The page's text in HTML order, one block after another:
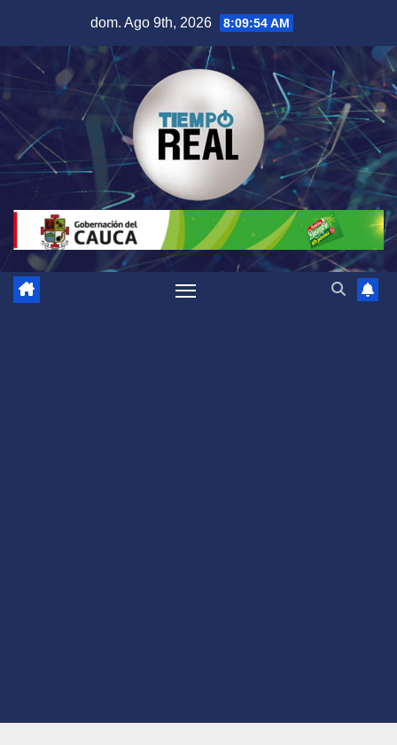
contenido
dom. Ago 9th, 2026 8:09:55 AM